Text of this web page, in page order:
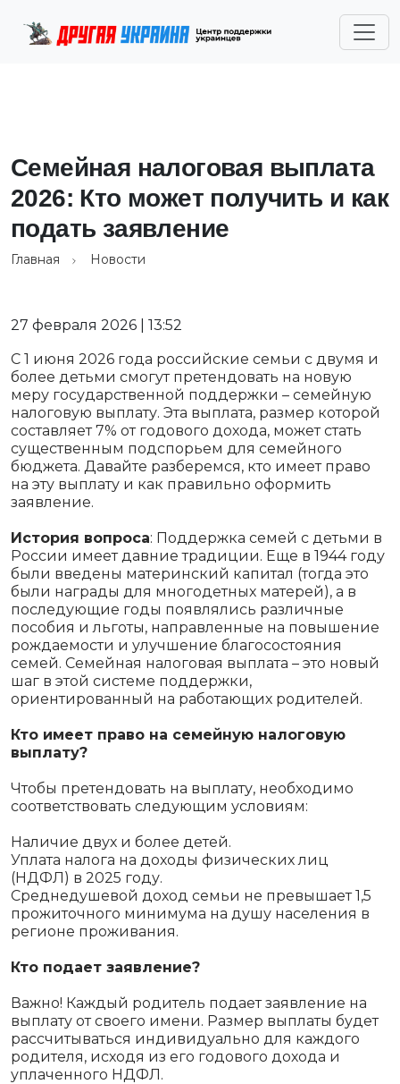
Семейная налоговая выплата
2026: Кто может получить и как
подать заявление
Главная Новости
27 февраля 2026 | 13:52
С 1 июня 2026 года российские семьи с двумя и
более детьми смогут претендовать на новую
меру государственной поддержки – семейную
налоговую выплату. Эта выплата, размер которой
составляет 7% от годового дохода, может стать
существенным подспорьем для семейного
бюджета. Давайте разберемся, кто имеет право
на эту выплату и как правильно оформить
заявление.
История вопроса: Поддержка семей с детьми в
России имеет давние традиции. Еще в 1944 году
были введены материнский капитал (тогда это
были награды для многодетных матерей), а в
последующие годы появлялись различные
пособия и льготы, направленные на повышение
рождаемости и улучшение благосостояния
семей. Семейная налоговая выплата – это новый
шаг в этой системе поддержки,
ориентированный на работающих родителей.
Кто имеет право на семейную налоговую
выплату?
Чтобы претендовать на выплату, необходимо
соответствовать следующим условиям:
Наличие двух и более детей.
Уплата налога на доходы физических лиц
(НДФЛ) в 2025 году.
Среднедушевой доход семьи не превышает 1,5
прожиточного минимума на душу населения в
регионе проживания.
Кто подает заявление?
Важно! Каждый родитель подает заявление на
выплату от своего имени. Размер выплаты будет
рассчитываться индивидуально для каждого
родителя, исходя из его годового дохода и
уплаченного НДФЛ.